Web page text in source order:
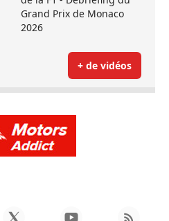
Grand Prix de Monaco
2026
+ de vidéos